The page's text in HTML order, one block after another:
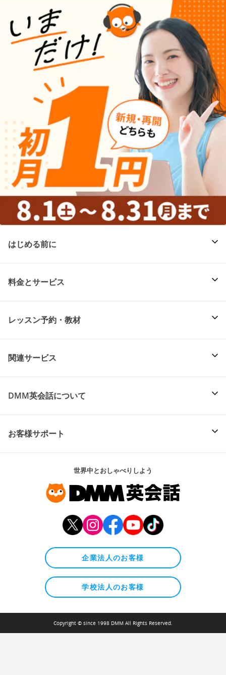
はじめる前に
料金とサービス
レッスン予約・教材
関連サービス
DMM英会話について
お客様サポート
世界中とおしゃべりしよう
企業法人のお客様
学校法人のお客様
Copyright © since 1998 DMM All Rights Reserved.